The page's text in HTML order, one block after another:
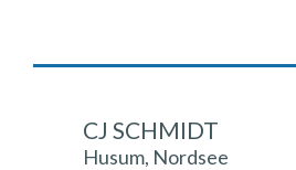
CJ SCHMIDT
Husum, Nordsee